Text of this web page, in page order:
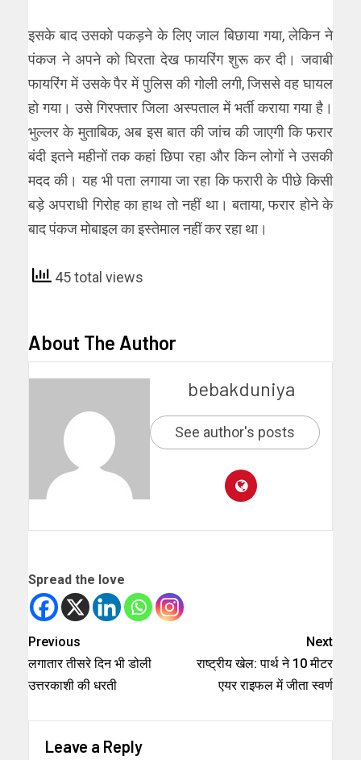
इसके बाद उसको पकड़ने के लिए जाल बिछाया गया, लेकिन ने
पंकज ने अपने को घिरता देख फायरिंग शुरू कर दी। जवाबी
फायरिंग में उसके पैर में पुलिस की गोली लगी, जिससे वह घायल
हो गया। उसे गिरफ्तार जिला अस्पताल में भर्ती कराया गया है।
भुल्लर के मुताबिक, अब इस बात की जांच की जाएगी कि फरार
बंदी इतने महीनों तक कहां छिपा रहा और किन लोगों ने उसकी
मदद की। यह भी पता लगाया जा रहा कि फरारी के पीछे किसी
बड़े अपराधी गिरोह का हाथ तो नहीं था। बताया, फरार होने के
बाद पंकज मोबाइल का इस्तेमाल नहीं कर रहा था।
45 total views
About The Author
bebakduniya
See author's posts
Spread the love
Previous
लगातार तीसरे दिन भी डोली
उत्तरकाशी की धरती
Next
राष्ट्रीय खेल: पार्थ ने 10 मीटर
एयर राइफल में जीता स्वर्ण
Leave a Reply